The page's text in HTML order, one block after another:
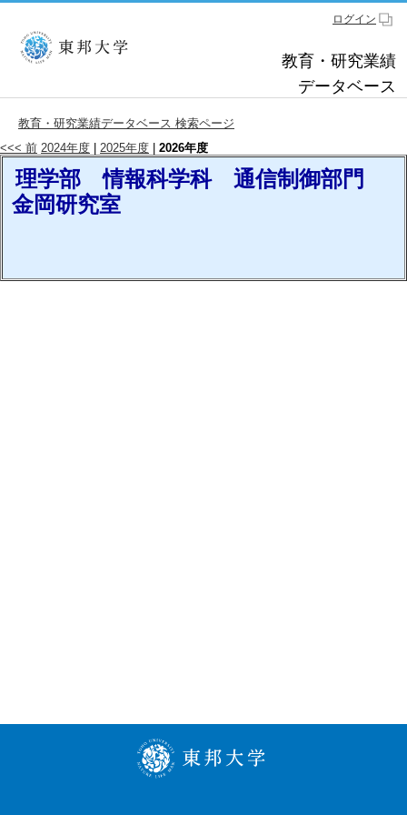
ログイン
教育・研究業績
データベース
教育・研究業績データベース 検索ページ
<<< 前 2024年度 2025年度 2026年度
理学部 情報科学科 通信制御部門
金岡研究室